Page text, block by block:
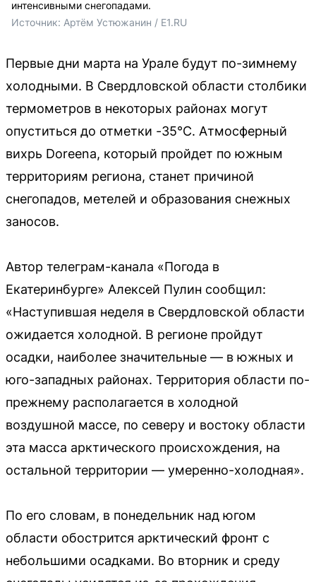
интенсивными снегопадами.
Источник: Артём Устюжанин / E1.RU
Первые дни марта на Урале будут по-зимнему
холодными. В Свердловской области столбики
термометров в некоторых районах могут
опуститься до отметки -35°С. Атмосферный
вихрь Doreena, который пройдет по южным
территориям региона, станет причиной
снегопадов, метелей и образования снежных
заносов.
Автор телеграм-канала «Погода в
Екатеринбурге» Алексей Пулин сообщил:
«Наступившая неделя в Свердловской области
ожидается холодной. В регионе пройдут
осадки, наиболее значительные — в южных и
юго-западных районах. Территория области по-
прежнему располагается в холодной
воздушной массе, по северу и востоку области
эта масса арктического происхождения, на
остальной территории — умеренно-холодная».
По его словам, в понедельник над югом
области обострится арктический фронт с
небольшими осадками. Во вторник и среду